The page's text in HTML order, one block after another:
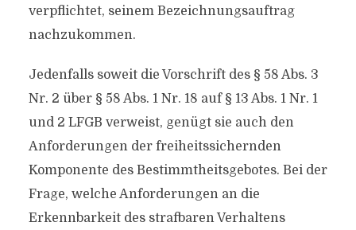
verpflichtet, seinem Bezeichnungsauftrag
nachzukommen.
Jedenfalls soweit die Vorschrift des § 58 Abs. 3
Nr. 2 über § 58 Abs. 1 Nr. 18 auf § 13 Abs. 1 Nr. 1
und 2 LFGB verweist, genügt sie auch den
Anforderungen der freiheitssichernden
Komponente des Bestimmtheitsgebotes. Bei der
Frage, welche Anforderungen an die
Erkennbarkeit des strafbaren Verhaltens